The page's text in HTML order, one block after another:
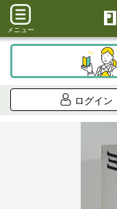
メニュー
ログイン